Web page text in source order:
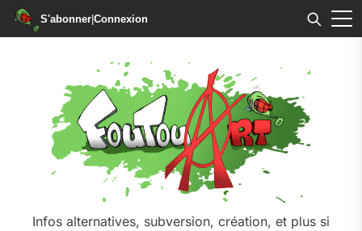
S'abonner|Connexion
Infos alternatives, subversion, création, et plus si